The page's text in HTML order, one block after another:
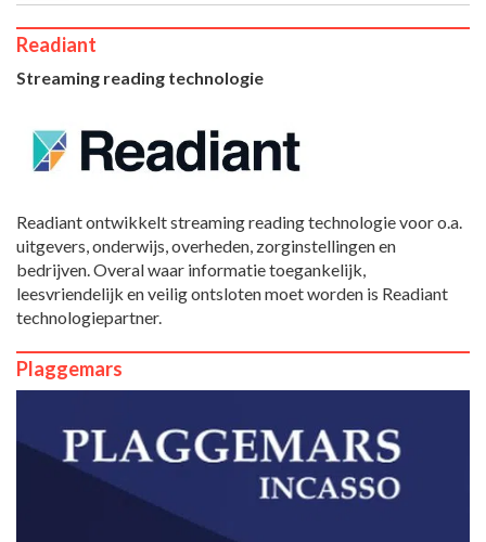
Readiant
Streaming reading technologie
Readiant ontwikkelt streaming reading technologie voor o.a.
uitgevers, onderwijs, overheden, zorginstellingen en
bedrijven. Overal waar informatie toegankelijk,
leesvriendelijk en veilig ontsloten moet worden is Readiant
technologiepartner.
Plaggemars